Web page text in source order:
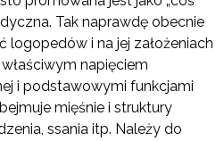
Tak naprawdę obecnie
logopedów i na jej założeniach
napięciem
i podstawowymi funkcjami
mięśnie i struktury
ssania itp. Należy do